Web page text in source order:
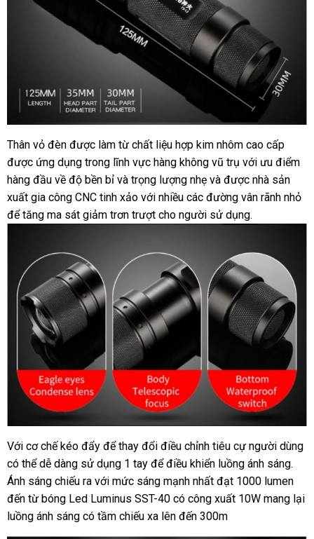
Thân vỏ đèn được làm từ chất liệu hợp kim nhôm cao cấp
được ứng dụng trong lĩnh vực hàng không vũ trụ với ưu điểm
hàng đầu về độ bền bỉ và trọng lượng nhẹ và được nhà sản
xuất gia công CNC tinh xảo với nhiều các đường vân rãnh nhỏ
để tăng ma sát giảm trơn trượt cho người sử dụng.
Với cơ chế kéo đẩy để thay đổi điều chỉnh tiêu cự người dùng
có thể dễ dàng sử dụng 1 tay để điều khiển luồng ánh sáng.
Ánh sáng chiếu ra với mức sáng mạnh nhất đạt 1000 lumen
đến từ bóng Led Luminus SST-40 có công xuất 10W mang lại
luồng ánh sáng có tầm chiếu xa lên đến 300m